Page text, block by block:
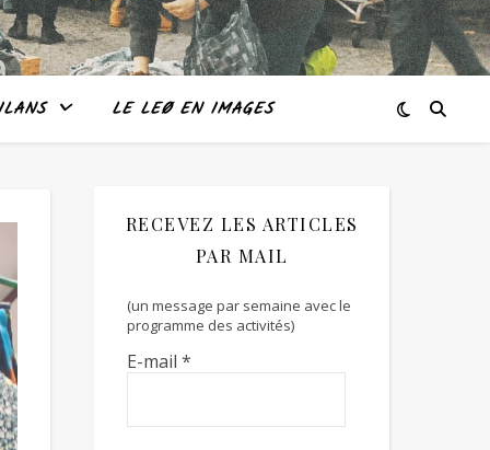
LE LEØ EN IMAGES
RECEVEZ LES ARTICLES
PAR MAIL
(un message par semaine avec le
programme des activités)
E-mail *